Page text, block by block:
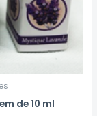
de 10 ml